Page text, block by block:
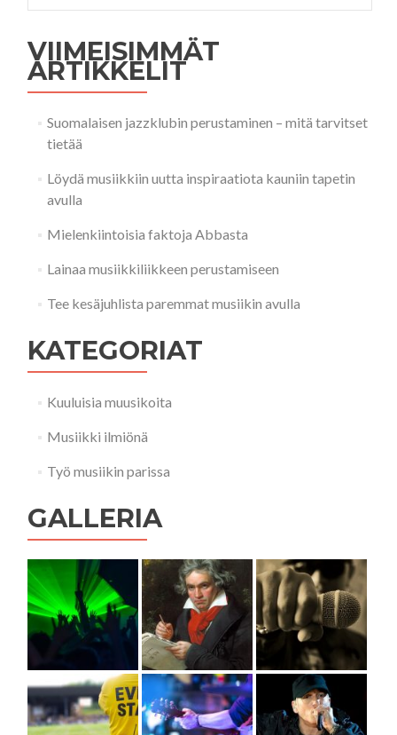
VIIMEISIMMÄT
ARTIKKELIT
Suomalaisen jazzklubin perustaminen – mitä tarvitset
tietää
Löydä musiikkiin uutta inspiraatiota kauniin tapetin
avulla
Mielenkiintoisia faktoja Abbasta
Lainaa musiikkiliikkeen perustamiseen
Tee kesäjuhlista paremmat musiikin avulla
KATEGORIAT
Kuuluisia muusikoita
Musiikki ilmiönä
Työ musiikin parissa
GALLERIA